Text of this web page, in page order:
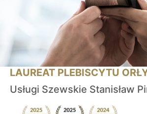
LAUREAT PLEBISCYTU
Usługi Szewskie Stanisław